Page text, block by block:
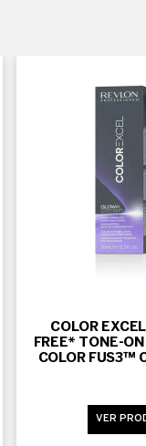
COLOR
FREE* TONE-
COLOR FUS3™
VER